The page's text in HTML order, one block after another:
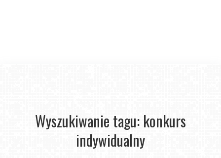
Wyszukiwanie tagu: konkurs
indywidualny